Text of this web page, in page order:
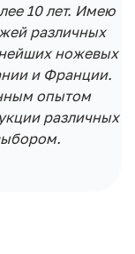
10 лет. Имею
различных
ножевых
и Франции.
опытом
различных